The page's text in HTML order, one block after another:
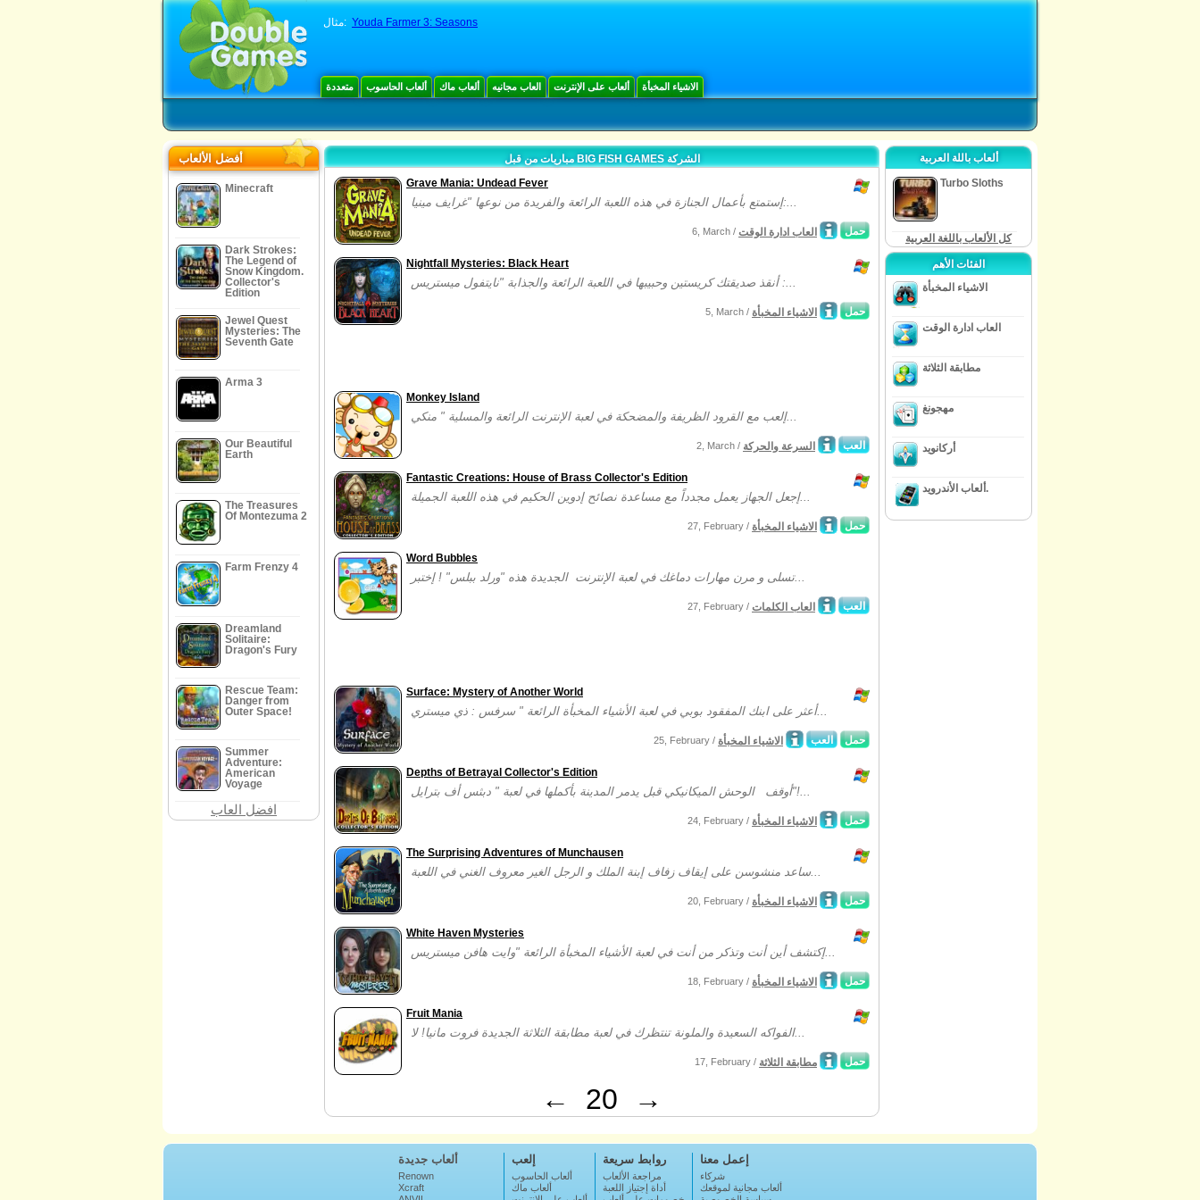
مثال: Youda Farmer 3: Seasons
متعددة ألعاب الحاسوب ألعاب ماك العاب مجانيه ألعاب على الإنترنت الاشياء المخبأة
أفضل الألعاب
Minecraft
Dark Strokes:
The Legend of
Snow Kingdom.
Collector's
Edition
Jewel Quest
Mysteries: The
Seventh Gate
Arma 3
Our Beautiful
Earth
The Treasures
Of Montezuma 2
Farm Frenzy 4
Dreamland
Solitaire:
Dragon's Fury
Rescue Team:
Danger from
Outer Space!
Summer
Adventure:
American
Voyage
افضل العاب
مباريات من قبل BIG FISH GAMES الشركة
Grave Mania: Undead Fever
إستمتع بأعمال الجنازة في هذه اللعبة الرائعة والفريدة من نوعها "غرايف مينيا:...
حمل 6, March / العاب ادارة الوقت
Nightfall Mysteries: Black Heart
أنقذ صديقتك كريستين وحبيبها في اللعبة الرائعة والجذابة "نايتفول ميستريس :...
حمل 5, March / الاشياء المخبأة
Monkey Island
إلعب مع القرود الظريفة والمضحكة في لعبة الإنترنت الرائعة والمسلية " منكي...
العب 2, March / السرعة والحركة
Fantastic Creations: House of Brass Collector's Edition
إجعل الجهاز يعمل مجدداً مع مساعدة نصائح إدوين الحكيم في هذه اللعبة الجميلة...
حمل 27, February / الاشياء المخبأة
Word Bubbles
تسلى و مرن مهارات دماغك في لعبة الإنترنت الجديدة هذه "ورلد ببلس" ! إختبر...
العب 27, February / العاب الكلمات
Surface: Mystery of Another World
أعثر على ابنك المفقود بوبي في لعبة الأشياء المخبأة الرائعة " سرفس : ذي ميستري...
حمل العب 25, February / الاشياء المخبأة
Depths of Betrayal Collector's Edition
أوقف الوحش الميكانيكي قبل يدمر المدينة بأكملها في لعبة " دبثس أف بترايل"!...
حمل 24, February / الاشياء المخبأة
The Surprising Adventures of Munchausen
ساعد منشوسن على إيقاف زفاف إبنة الملك و الرجل الغير معروف الغني في اللعبة...
حمل 20, February / الاشياء المخبأة
White Haven Mysteries
إكتشف أين أنت وتذكر من أنت في لعبة الأشياء المخبأة الرائعة "وايت هافن ميستريس...
حمل 18, February / الاشياء المخبأة
Fruit Mania
الفواكه السعيدة والملونة تنتظرك في لعبة مطابقة الثلاثة الجديدة فروت مانيا! لا...
حمل 17, February / مطابقة الثلاثة
← 20 →
ألعاب باللة العربية
Turbo Sloths
كل الألعاب باللغة العربية
الفئات الأهم
الاشياء المخبأة
العاب ادارة الوقت
مطابقة الثلاثة
مهجونغ
أركانويد
ألعاب الأندرويد.
ألعاب جديدة
Renown
Xcraft
إلعب
ألعاب الحاسوب
ألعاب ماك
روابط سريعة
مراجعة الألعاب
أداة إجتياز اللعبة
إعمل معنا
شركاء
ألعاب مجانية لموقعك